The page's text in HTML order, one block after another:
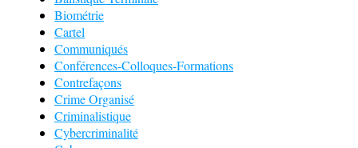
Biométrie
Cartel
Communiqués
Conférences-Colloques-Formations
Contrefaçons
Crime Organisé
Criminalistique
Cybercriminalité